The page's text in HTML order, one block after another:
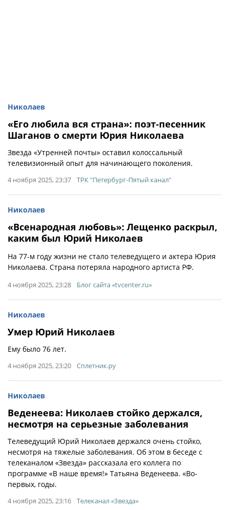
Николаев
«Его любила вся страна»: поэт-песенник
Шаганов о смерти Юрия Николаева
Звезда «Утренней почты» оставил колоссальный
телевизионный опыт для начинающего поколения.
4 ноября 2025, 23:37 ТРК "Петербург-Пятый канал"
Николаев
«Всенародная любовь»: Лещенко раскрыл,
каким был Юрий Николаев
На 77-м году жизни не стало телеведущего и актера Юрия
Николаева. Страна потеряла народного артиста РФ.
4 ноября 2025, 23:28 Блог сайта «tvcenter.ru»
Николаев
Умер Юрий Николаев
Ему было 76 лет.
4 ноября 2025, 23:20 Сплетник.ру
Николаев
Веденеева: Николаев стойко держался,
несмотря на серьезные заболевания
Телеведущий Юрий Николаев держался очень стойко,
несмотря на тяжелые заболевания. Об этом в беседе с
телеканалом «Звезда» рассказала его коллега по
программе «В наше время!» Татьяна Веденеева. «Во-
первых, годы.
4 ноября 2025, 23:16 Телеканал «Звезда»